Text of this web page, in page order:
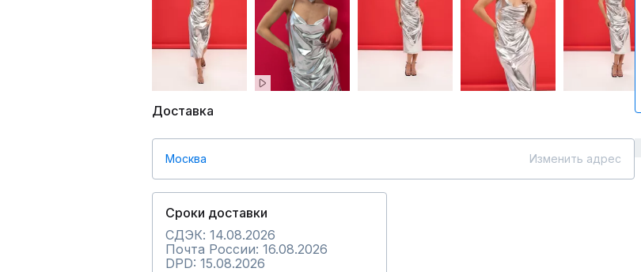
Доставка
Москва Изменить адрес
Сроки доставки
СДЭК: 14.08.2026
Почта России: 16.08.2026
DPD: 15.08.2026